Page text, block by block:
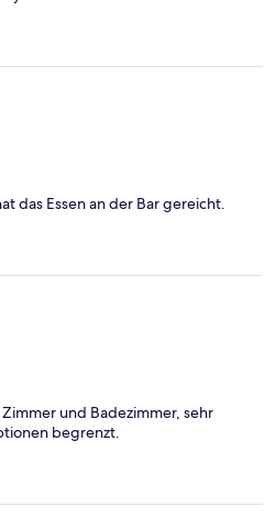
das Essen an der Bar gereicht.
und Badezimmer, sehr
begrenzt.